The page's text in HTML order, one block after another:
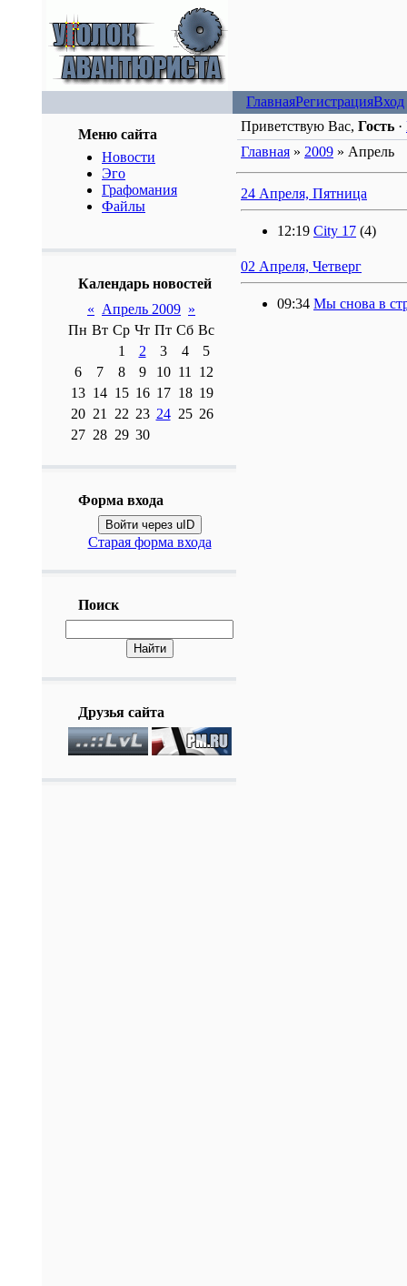
ГлавнаяРегистрацияВход
Меню сайта
Новости
Эго
Графомания
Файлы
Календарь новостей
« Апрель 2009 »
Пн Вт Ср Чт Пт Сб Вс
1
2 3 4
5
6
7 8 9 10 11
12
13 14 15 16 17 18 19
20 21 22 23 24 25 26
27 28 29 30
Форма входа
Войти через uID
Старая форма входа
Поиск
Друзья сайта
Приветствую Вас, Гость ·
Главная » 2009 » Апрель
24 Апреля, Пятница
12:19 City 17 (4)
02 Апреля, Четверг
09:34 Мы снова в